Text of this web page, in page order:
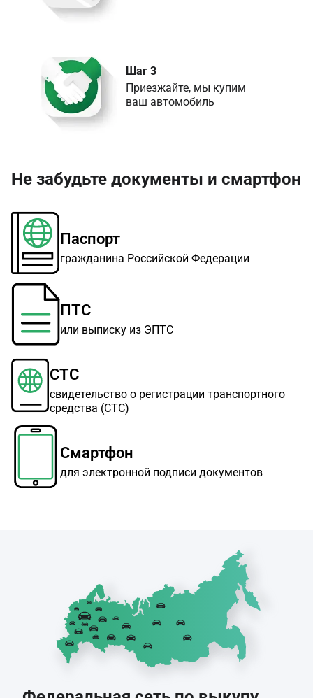
Шаг 3
Приезжайте, мы купим
ваш автомобиль
Не забудьте документы и смартфон
Паспорт
гражданина Российской Федерации
ПТС
или выписку из ЭПТС
СТС
свидетельство о регистрации транспортного
средства (СТС)
Смартфон
для электронной подписи документов